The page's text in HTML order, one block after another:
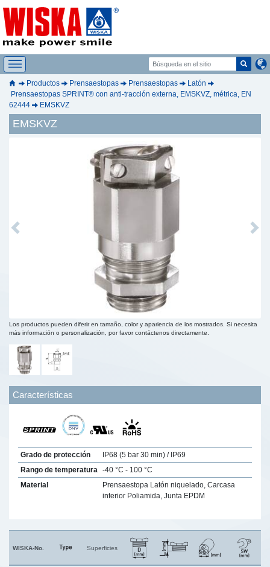
Productos Prensaestopas Prensaestopas
Latón
Prensaestopas SPRINT® con anti-tracción externa, EMSKVZ, métrica, EN
62444
EMSKVZ
EMSKVZ
Previous Next
Los productos pueden diferir en tamaño, color y apariencia de los mostrados. Si necesita
más información o personalización, por favor contáctenos directamente.
Características
Grado de protección
IP68 (5 bar 30 min) / IP69
Rango de temperatura
-40 °C - 100 °C
Material
Prensaestopa Latón niquelado, Carcasa
interior Poliamida, Junta EPDM
WISKA-No. Superficies